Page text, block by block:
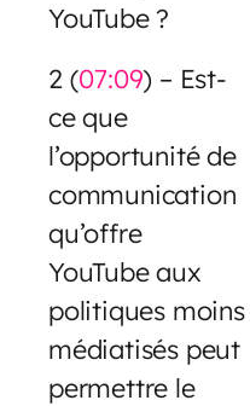
YouTube ?
2 (07:09) – Est-
ce que
l’opportunité de
communication
qu’offre
YouTube aux
politiques moins
médiatisés peut
permettre le